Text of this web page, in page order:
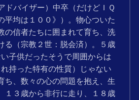
ドバイザー）中卒（だけどＩＱ
平均は１００》）。物心ついた
の信者たちに囲まれて育ち、洗
る（宗教２世：脱会済）。５歳
子供だったそうで周囲からは
れ持った特有の性質）じゃない
ち、数々の心の問題を抱え、生
１３歳から非行に走り、１８歳